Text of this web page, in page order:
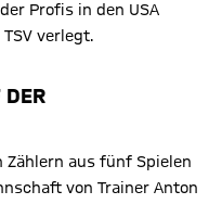
Profis in den USA
verlegt.
DER
aus fünf Spielen
von Trainer Anton